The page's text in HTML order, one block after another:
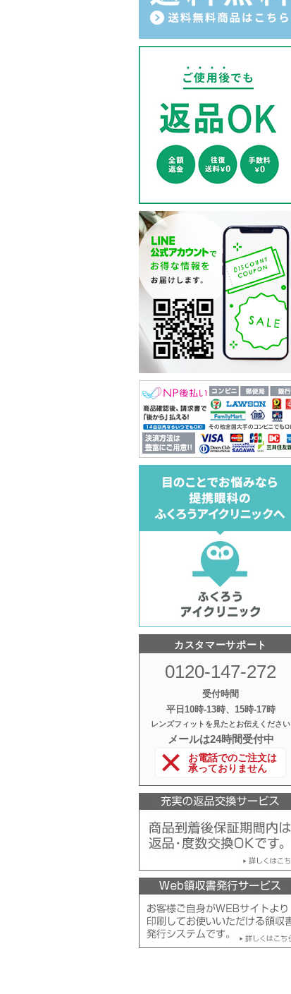
カスタマーサポート
0120-147-272
受付時間
平日10時‐13時、15時‐17時
レンズフィットを見たとお伝えください
メールは24時間受付中
お電話でのご注文は
承っておりません